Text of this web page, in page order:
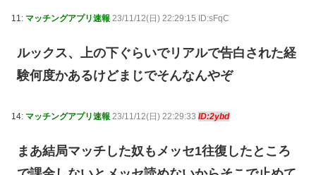
11: マッチングアプリ速報 23/11/12(日) 22:29:15 ID:sFqC
ルックス、上の下ぐらいでリアルで告白された経
験何度かあるけどまじでそんなんやぞ
14: マッチングアプリ速報 23/11/12(日) 22:29:33 ID:2ybd
まあ結局マッチした奴もメッセ1往復したところ